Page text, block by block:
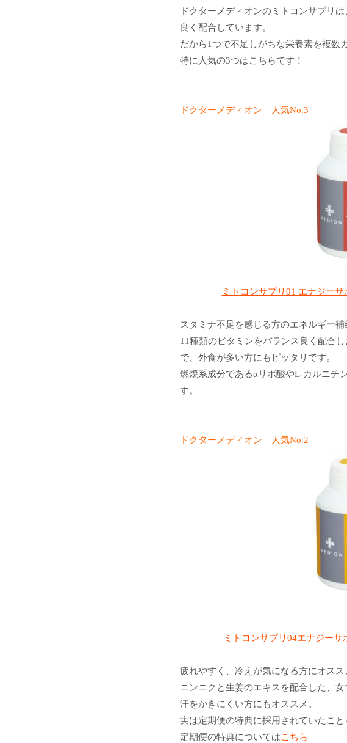
ドクターメディオンのミトコンサプリ
良く配合しています。
だから1つで不足しがちな栄養素を複数
特に人気の3つはこちらです！
ドクターメディオン 人気No.3
ミトコンサプリ01 エナジーサ
スタミナ不足を感じる方のエネルギー
11種類のビタミンをバランス良く配合
で、外食が多い方にもピッタリです。
燃焼系成分であるαリポ酸やL-カルニチ
す。
ドクターメディオン 人気No.2
ミトコンサプリ04エナジーサ
疲れやすく、冷えが気になる方にオスス
ニンニクと生姜のエキスを配合した、
汗をかきにくい方にもオススメ。
実は定期便の特典に採用されていたこ
定期便の特典についてはこちら